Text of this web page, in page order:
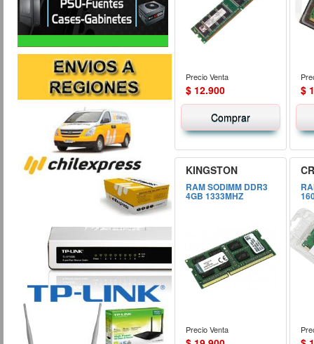
Precio Venta
$ 12.900
Comprar
$
KINGSTON
RAM SODIMM DDR3
4GB 1333MHZ
Precio Venta